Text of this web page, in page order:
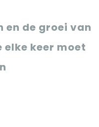
en de groei van
keer moet